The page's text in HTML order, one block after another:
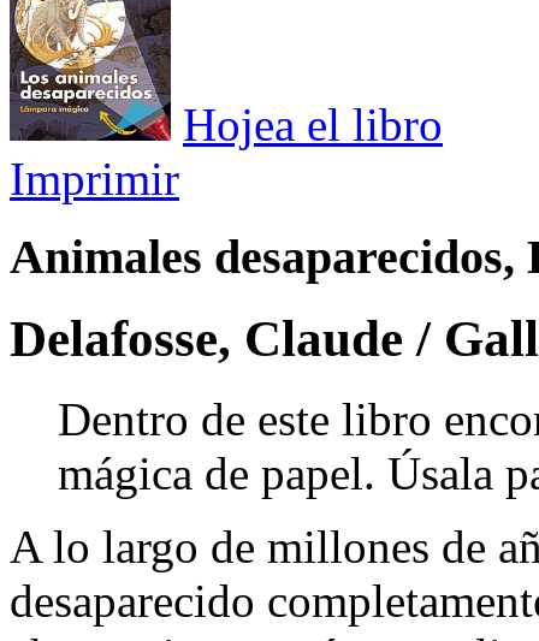
Hojea el libro
Imprimir
Animales desaparecidos,
Delafosse, Claude /
Dentro de este libro
mágica de papel. Úsala
A lo largo de millones de
desaparecido